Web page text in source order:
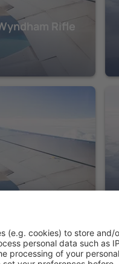
Rifle
Silt-Rifle by